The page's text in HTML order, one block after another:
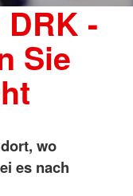
-
Sie
wo
es nach